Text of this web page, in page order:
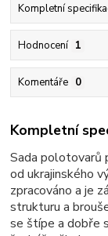
Kompletní
Hodnocení 1
Komentáře 0
Kompletní
Sada polotovarů
od ukrajinského
zpracováno a je
strukturu a
se štípe a dobře